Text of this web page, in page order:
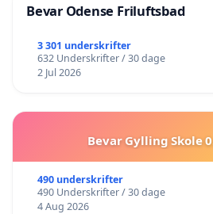
Bevar Odense Friluftsbad
3 301 underskrifter
632 Underskrifter / 30 dage
2 Jul 2026
Bevar Gylling Skole
490 underskrifter
490 Underskrifter / 30 dage
4 Aug 2026